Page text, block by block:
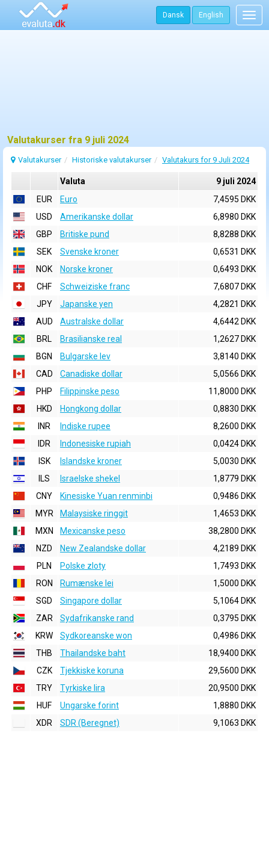
Dansk English
Valutakurser fra 9 juli 2024
Valutakurser Historiske valutakurser Valutakurs for 9 Juli 2024
Valuta
9 juli 2024
EUR
Euro
7,4595 DKK
USD
Amerikanske dollar
6,8980 DKK
GBP
Britiske pund
8,8288 DKK
SEK
Svenske kroner
0,6531 DKK
NOK
Norske kroner
0,6493 DKK
CHF
Schweiziske franc
7,6807 DKK
JPY
Japanske yen
4,2821 DKK
AUD
Australske dollar
4,6442 DKK
BRL
Brasilianske real
1,2627 DKK
BGN
Bulgarske lev
3,8140 DKK
CAD
Canadiske dollar
5,0566 DKK
PHP
Filippinske peso
11,8000 DKK
HKD
Hongkong dollar
0,8830 DKK
INR
Indiske rupee
8,2600 DKK
IDR
Indonesiske rupiah
0,0424 DKK
ISK
Islandske kroner
5,0030 DKK
ILS
Israelske shekel
1,8779 DKK
CNY
Kinesiske Yuan renminbi
0,9486 DKK
MYR
Malaysiske ringgit
1,4653 DKK
MXN
Mexicanske peso
38,2800 DKK
NZD
New Zealandske dollar
4,2189 DKK
PLN
Polske zloty
1,7493 DKK
RON
Rumænske lei
1,5000 DKK
SGD
Singapore dollar
5,1064 DKK
ZAR
Sydafrikanske rand
0,3795 DKK
KRW
Sydkoreanske won
0,4986 DKK
THB
Thailandske baht
18,9400 DKK
CZK
Tjekkiske koruna
29,5600 DKK
TRY
Tyrkiske lira
20,9500 DKK
HUF
Ungarske forint
1,8880 DKK
XDR
SDR (Beregnet) 9,1063 DKK